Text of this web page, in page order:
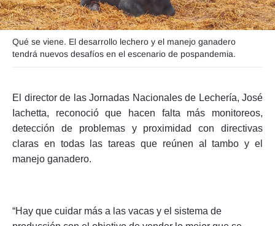
Seguinos
Qué se viene. El desarrollo lechero y el manejo ganadero
tendrá nuevos desafíos en el escenario de pospandemia.
El director de las Jornadas Nacionales de Lechería, José
Iachetta, reconoció que hacen falta más monitoreos,
detección de problemas y proximidad con directivas
claras en todas las tareas que reúnen al tambo y el
manejo ganadero.
“Hay que cuidar más a las vacas y el sistema de